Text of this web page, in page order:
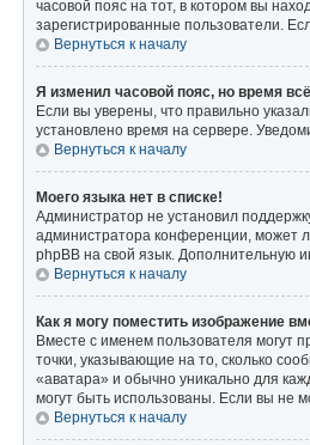
часовой пояс на тот, в котором вы
зарегистрированные пользователи.
Вернуться к началу
Я изменил часовой пояс, но время
Если вы уверены, что правильно
установлено время на сервере.
Вернуться к началу
Моего языка нет в списке!
Администратор не установил
администратора конференции, может
phpBB на свой язык. Дополнительную
Вернуться к началу
Как я могу поместить изображение
Вместе с именем пользователя могут
точки, указывающие на то, сколько
«аватара» и обычно уникально для
могут быть использованы. Если вы не
Вернуться к началу